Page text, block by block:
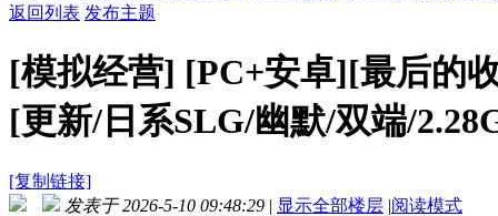
返回列表 发布主题
[模拟经营] [PC+安卓][最后的
[更新/日系SLG/幽默/双端/
[复制链接]
发表于 2026-5-10 09:48:29 | 显示全部楼层 |阅读模式